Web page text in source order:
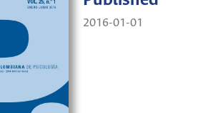
2016-01-01